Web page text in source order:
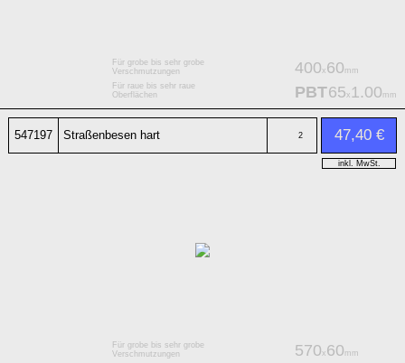
Für grobe bis sehr grobe
Verschmutzungen
Für raue bis sehr raue
Oberflächen
400 x 60 mm
PBT65 x 1.00 mm
547197 Straßenbesen hart 2 47,40 €
inkl. MwSt.
Für grobe bis sehr grobe
Verschmutzungen
570x 60 mm